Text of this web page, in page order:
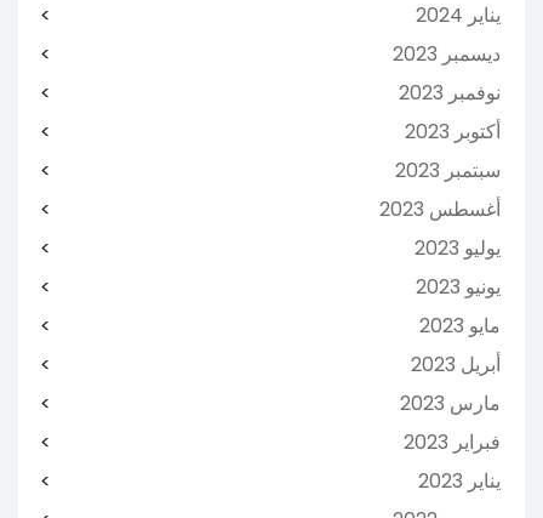
يناير 2024
ديسمبر 2023
نوفمبر 2023
أكتوبر 2023
سبتمبر 2023
أغسطس 2023
يوليو 2023
يونيو 2023
مايو 2023
أبريل 2023
مارس 2023
فبراير 2023
يناير 2023